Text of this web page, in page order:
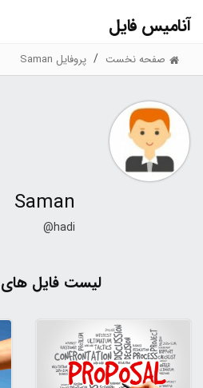
آنامیس فایل
صفحه نخست پروفایل Saman
Saman
@hadi
لیست فایل های Saman